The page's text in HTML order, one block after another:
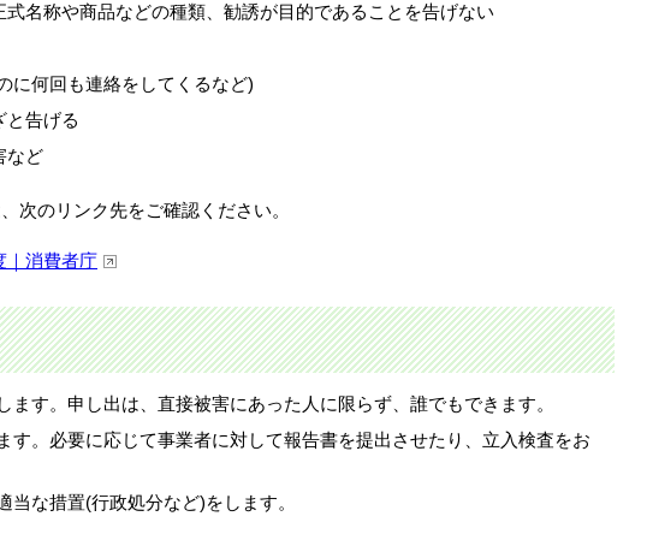
名称や商品などの種類、勧誘が目的であることを告げない
に何回も連絡をしてくるなど)
と告げる
など
次のリンク先をご確認ください。
｜消費者庁
ます。申し出は、直接被害にあった人に限らず、誰でもできます。
す。必要に応じて事業者に対して報告書を提出させたり、立入検査をお
当な措置(行政処分など)をします。